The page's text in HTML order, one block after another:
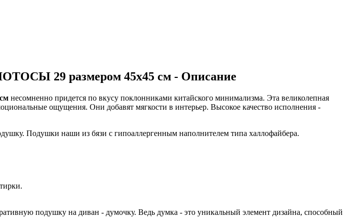
29 размером 45х45 см - Описание
несомненно придется по вкусу поклонниками китайского минимализма. Эта великолепная
ощущения. Они добавят мягкости в интерьер. Высокое качество исполнения -
Подушки наши из бязи с гипоаллергенным наполнителем типа халлофайбера.
подушку на диван - думочку. Ведь думка - это уникальный элемент дизайна, способный